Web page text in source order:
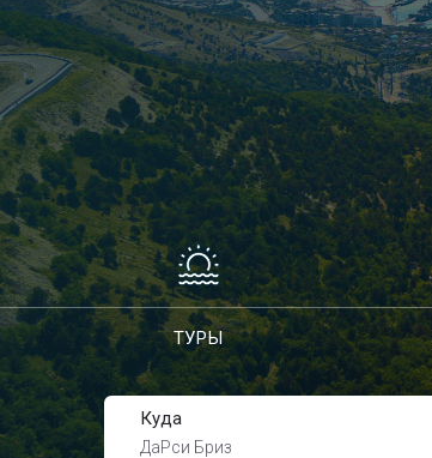
ТУРЫ
Куда
ДаРси Бриз